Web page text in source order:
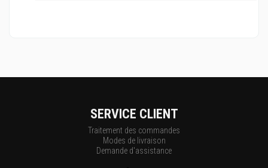
SERVICE CLIENT
Traitement des commandes
Modes de livraison
Demande d'assistance